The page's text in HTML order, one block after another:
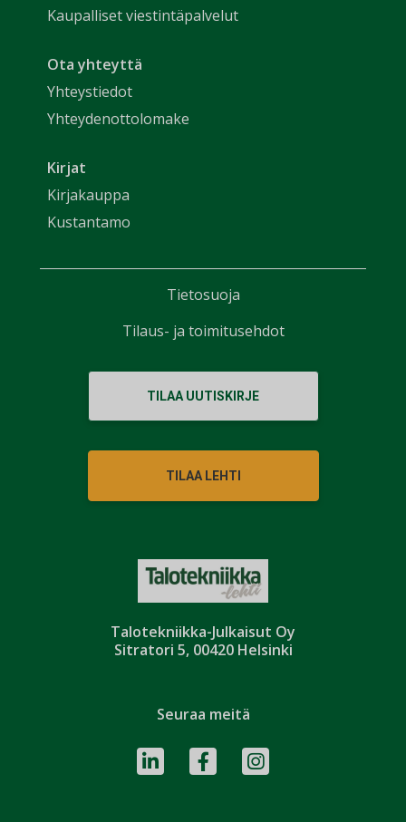
Talotekniikka-Julkaisut Oy
Sitratori 5, 00420 Helsinki
Kaupalliset viestintäpalvelut
Ota yhteyttä
Yhteystiedot
Yhteydenottolomake
Kirjat
Kirjakauppa
Kustantamo
TILAA UUTISKIRJE
TILAA LEHTI
Seuraa meitä
Tietosuoja
Tilaus- ja toimitusehdot